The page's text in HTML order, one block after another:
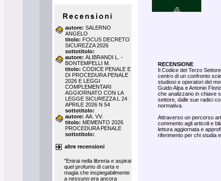
autore: SALERNO
ANGELO
titolo: FOCUS DECRETO
SICUREZZA 2026
sottotitolo:
autore: ALIBRANDI L. -
BONTEMPELLI M.
titolo: CODICE PENALE E
DI PROCEDURA PENALE
2026 E LEGGI
COMPLEMENTARI
AGGIORNATO CON LA
LEGGE SICUREZZA L 24
APRILE 2026 N 54
sottotitolo:
autore: AA. VV.
titolo: MEMENTO 2026
PROCEDURA PENALE
sottotitolo:
altre recensioni
"Entrai nella libreria e aspirai
quel profumo di carta e
magia che inspiegabilmente
a nessuno era ancora
RECENSIONE
Il Codice del Terzo
centro di un confronto
studiosi e operatori del
Guido Alpa e Antonio
che analizzano in chiave
settore, dalle sue radici
normativa.
Attraverso un percorso
commento agli articoli e
lettura aggiornata e
riferimento per chi studia